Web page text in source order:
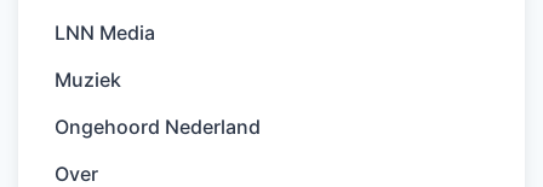
LNN Media
Muziek
Ongehoord Nederland
Over